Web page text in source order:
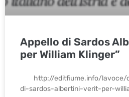
Appello di Sardos
per William Klinger”
http://editfiume.info/lavoce/
di-sardos-albertini-verit-per-